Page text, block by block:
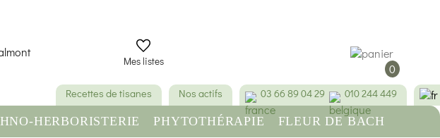
Mes listes 0
Recettes de tisanes Nos actifs 03 66 89 04 29 010 244 449
HERBORISTERIE PHYTOTHÉRAPIE
FLEUR DE BACH